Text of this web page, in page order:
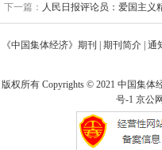
下一篇： 人民日报评论员：爱国主义
《中国集体经济》期刊 期刊简介 通
版权所有 Copyrights © 2021 中国集体
号-1 京公